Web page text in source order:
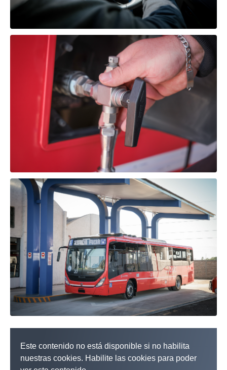
Este contenido no está disponible si no habilita
nuestras cookies. Habilite las cookies para poder